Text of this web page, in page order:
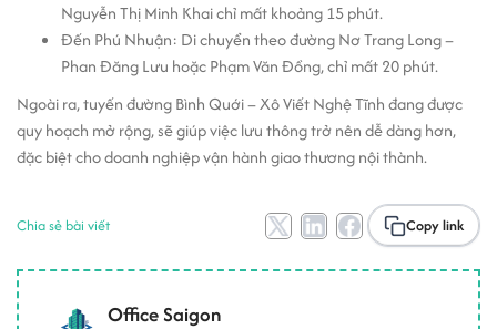
Nguyễn Thị Minh Khai chỉ mất khoảng 15 phút.
Đến Phú Nhuận: Di chuyển theo đường Nơ Trang Long –
Phan Đăng Lưu hoặc Phạm Văn Đồng, chỉ mất 20 phút.
Ngoài ra, tuyến đường Bình Quới – Xô Viết Nghệ Tĩnh đang được
quy hoạch mở rộng, sẽ giúp việc lưu thông trở nên dễ dàng hơn,
đặc biệt cho doanh nghiệp vận hành giao thương nội thành.
Chia sẻ bài viết Copy link
Office Saigon